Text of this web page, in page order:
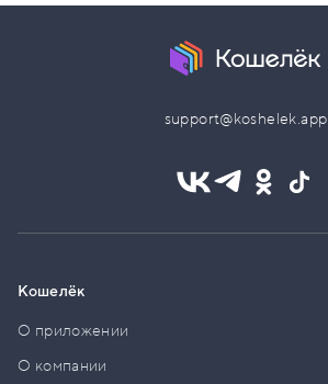
support@koshelek.app
Кошелёк
О приложении
О компании